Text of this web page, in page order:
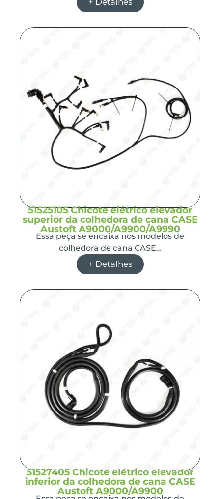
+ Detalhes
51525105 Chicote elétrico elevador
superior da colhedora de cana CASE
Austoft A9000/A9900/A9990
Essa peça se encaixa nos modelos de
colhedora de cana CASE…
+ Detalhes
51527405 Chicote elétrico elevador
inferior da colhedora de cana CASE
Austoft A9000/A9900